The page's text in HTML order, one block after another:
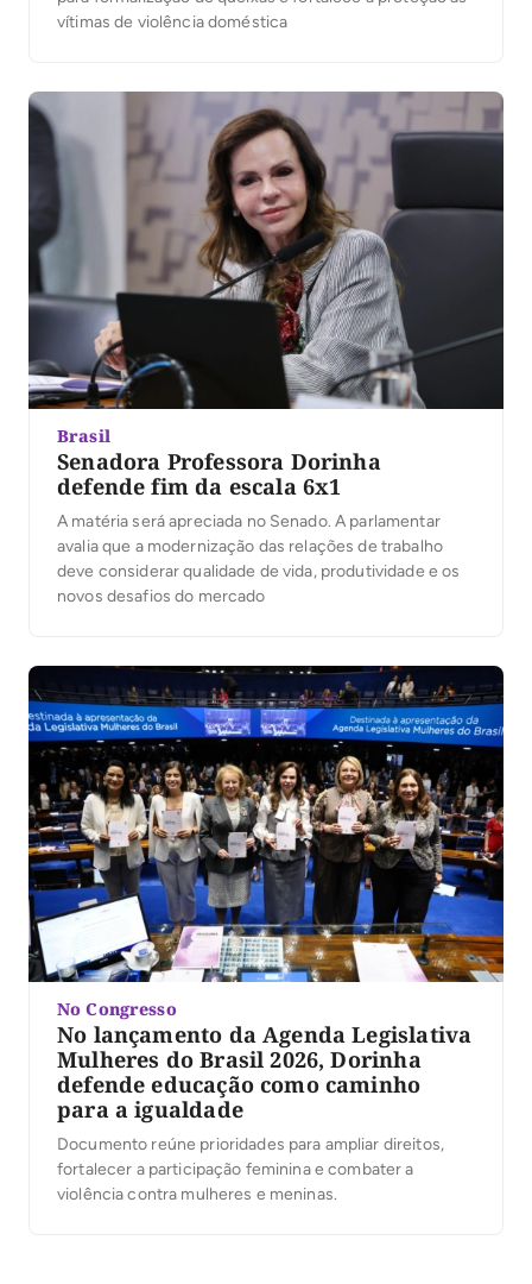
vítimas de violência doméstica
Brasil
Senadora Professora Dorinha
defende fim da escala 6x1
A matéria será apreciada no Senado. A parlamentar
avalia que a modernização das relações de trabalho
deve considerar qualidade de vida, produtividade e os
novos desafios do mercado
No Congresso
No lançamento da Agenda Legislativa
Mulheres do Brasil 2026, Dorinha
defende educação como caminho
para a igualdade
Documento reúne prioridades para ampliar direitos,
fortalecer a participação feminina e combater a
violência contra mulheres e meninas.